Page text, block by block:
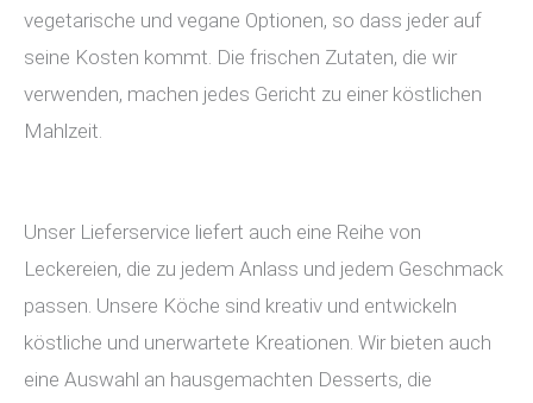
vegetarische und vegane Optionen, so dass jeder auf
seine Kosten kommt. Die frischen Zutaten, die wir
verwenden, machen jedes Gericht zu einer köstlichen
Mahlzeit.
Unser Lieferservice liefert auch eine Reihe von
Leckereien, die zu jedem Anlass und jedem Geschmack
passen. Unsere Köche sind kreativ und entwickeln
köstliche und unerwartete Kreationen. Wir bieten auch
eine Auswahl an hausgemachten Desserts, die